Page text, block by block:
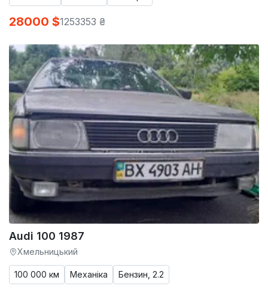
28000 $1253353 ₴
Audi 100 1987
Хмельницький
100 000 км Механіка Бензин, 2.2